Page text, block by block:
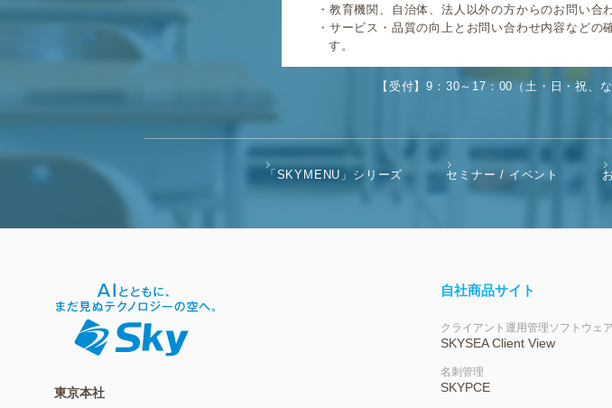
教育機関、自治体、法人以外の方からのお問い合
サービス・品質の向上とお問い合わせ内容などの
す。
【受付】9：30～17：00（土・日・祝、
「SKYMENU」シリーズ セミナー / イベント
東京本社
自社商品サイト
クライアント運用管理ソフトウェア
SKYSEA Client View
名刺管理
SKYPCE